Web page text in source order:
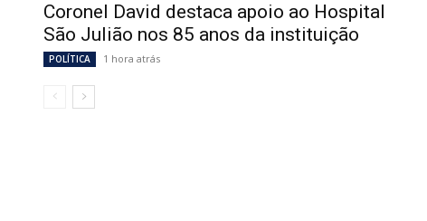
Coronel David destaca apoio ao Hospital
São Julião nos 85 anos da instituição
POLÍTICA 1 hora atrás